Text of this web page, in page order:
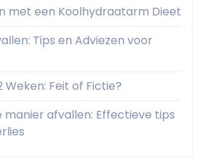
met een Koolhydraatarm Dieet
Tips en Adviezen voor
Weken: Feit of Fictie?
manier afvallen: Effectieve tips